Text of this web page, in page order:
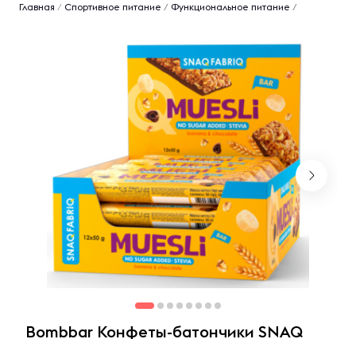
Главная / Спортивное питание / Функциональное питание /
Bombbar Конфеты-батончики SNAQ